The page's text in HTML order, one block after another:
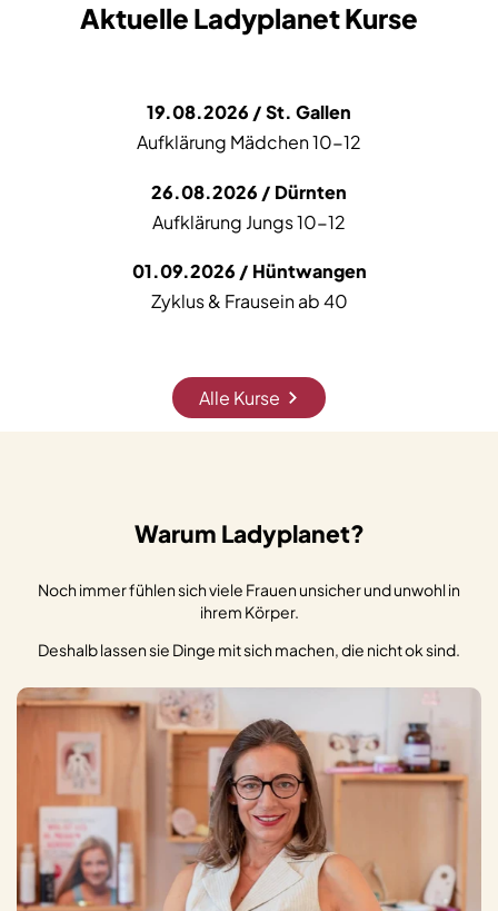
Aktuelle Ladyplanet Kurse
19.08.2026 / St. Gallen
Aufklärung Mädchen 10-12
26.08.2026 / Dürnten
Aufklärung Jungs 10-12
01.09.2026 / Hüntwangen
Zyklus & Frausein ab 40
Alle Kurse
Warum Ladyplanet?
Noch immer fühlen sich viele Frauen unsicher und unwohl in
ihrem Körper.
Deshalb lassen sie Dinge mit sich machen, die nicht ok sind.